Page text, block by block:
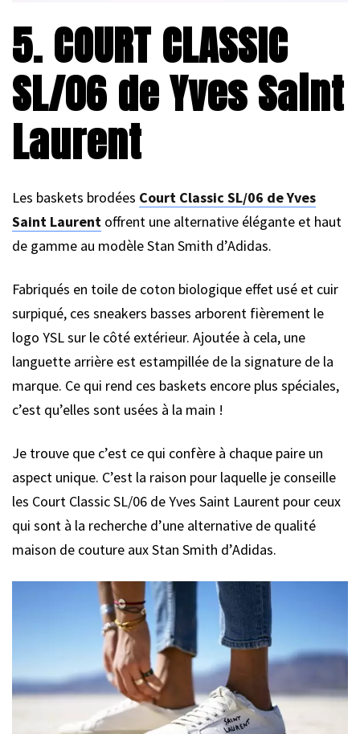
5. COURT CLASSIC
SL/06 de Yves Saint
Laurent
Les baskets brodées Court Classic SL/06 de Yves
Saint Laurent offrent une alternative élégante et haut
de gamme au modèle Stan Smith d’Adidas.
Fabriqués en toile de coton biologique effet usé et cuir
surpiqué, ces sneakers basses arborent fièrement le
logo YSL sur le côté extérieur. Ajoutée à cela, une
languette arrière est estampillée de la signature de la
marque. Ce qui rend ces baskets encore plus spéciales,
c’est qu’elles sont usées à la main !
Je trouve que c’est ce qui confère à chaque paire un
aspect unique. C’est la raison pour laquelle je conseille
les Court Classic SL/06 de Yves Saint Laurent pour ceux
qui sont à la recherche d’une alternative de qualité
maison de couture aux Stan Smith d’Adidas.